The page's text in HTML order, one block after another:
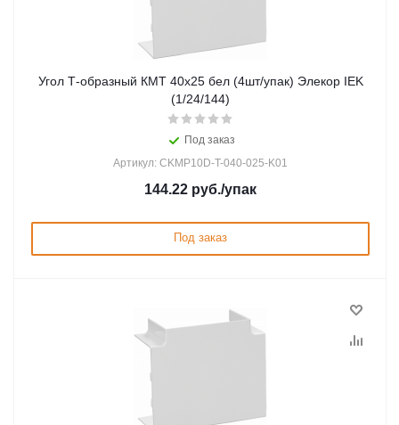
Угол Т-образный КМТ 40х25 бел (4шт/упак) Элекор IEK
(1/24/144)
Под заказ
Артикул: CKMP10D-T-040-025-K01
144.22 руб./упак
Под заказ